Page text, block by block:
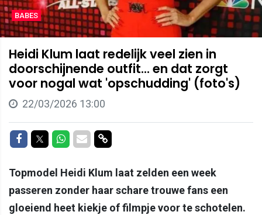
BABES
Heidi Klum laat redelijk veel zien in
doorschijnende outfit... en dat zorgt
voor nogal wat 'opschudding' (foto's)
22/03/2026 13:00
Delen op Facebook
Delen op Twitter
Delen op Whatsapp
Delen via Mail
Delen via link
Topmodel Heidi Klum laat zelden een week
passeren zonder haar schare trouwe fans een
gloeiend heet kiekje of filmpje voor te schotelen.